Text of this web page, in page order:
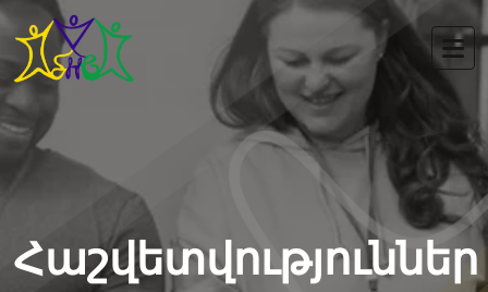
Հաշվետվություններ